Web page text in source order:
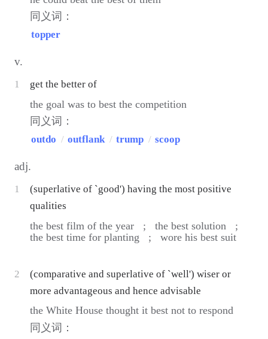
同义词：
topper
v.
1 get the better of
the goal was to best the competition
同义词：
outdo / outflank / trump / scoop
adj.
1
(superlative of `good') having the most positive
qualities
the best film of the year ;
the best solution ;
the best time for planting ;
wore his best suit
2
(comparative and superlative of `well') wiser or
more advantageous and hence advisable
the White House thought it best not to respond
同义词：